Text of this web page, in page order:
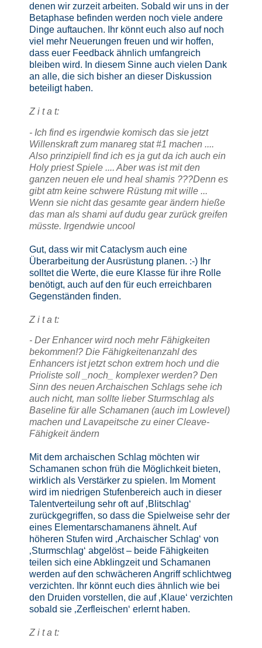
denen wir zurzeit arbeiten. Sobald wir uns in der
Betaphase befinden werden noch viele andere
Dinge auftauchen. Ihr könnt euch also auf noch
viel mehr Neuerungen freuen und wir hoffen,
dass euer Feedback ähnlich umfangreich
bleiben wird. In diesem Sinne auch vielen Dank
an alle, die sich bisher an dieser Diskussion
beteiligt haben.
Z i t a t:
- Ich find es irgendwie komisch das sie jetzt
Willenskraft zum manareg stat #1 machen ....
Also prinzipiell find ich es ja gut da ich auch ein
Holy priest Spiele .... Aber was ist mit den
ganzen neuen ele und heal shamis ???Denn es
gibt atm keine schwere Rüstung mit wille ...
Wenn sie nicht das gesamte gear ändern hieße
das man als shami auf dudu gear zurück greifen
müsste. Irgendwie uncool
Gut, dass wir mit Cataclysm auch eine
Überarbeitung der Ausrüstung planen. :-) Ihr
solltet die Werte, die eure Klasse für ihre Rolle
benötigt, auch auf den für euch erreichbaren
Gegenständen finden.
Z i t a t:
- Der Enhancer wird noch mehr Fähigkeiten
bekommen!? Die Fähigkeitenanzahl des
Enhancers ist jetzt schon extrem hoch und die
Prioliste soll _noch_ komplexer werden? Den
Sinn des neuen Archaischen Schlags sehe ich
auch nicht, man sollte lieber Sturmschlag als
Baseline für alle Schamanen (auch im Lowlevel)
machen und Lavapeitsche zu einer Cleave-
Fähigkeit ändern
Mit dem archaischen Schlag möchten wir
Schamanen schon früh die Möglichkeit bieten,
wirklich als Verstärker zu spielen. Im Moment
wird im niedrigen Stufenbereich auch in dieser
Talentverteilung sehr oft auf ‚Blitschlag‘
zurückgegriffen, so dass die Spielweise sehr der
eines Elementarschamanens ähnelt. Auf
höheren Stufen wird ‚Archaischer Schlag‘ von
‚Sturmschlag‘ abgelöst – beide Fähigkeiten
teilen sich eine Abklingzeit und Schamanen
werden auf den schwächeren Angriff schlichtweg
verzichten. Ihr könnt euch dies ähnlich wie bei
den Druiden vorstellen, die auf ‚Klaue‘ verzichten
sobald sie ‚Zerfleischen‘ erlernt haben.
Z i t a t: